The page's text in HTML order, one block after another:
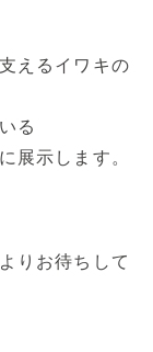
えるイワキの
る
展示します。
りお待ちして